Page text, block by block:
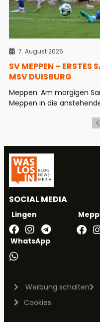
7. August 2026
SV MEPPEN – ERSTES
MSV DUISBURG
Meppen. Am morgigen
Meppen in die
SOCIAL MEDIA
Lingen
WhatsApp
Werbung schalten
Cookies